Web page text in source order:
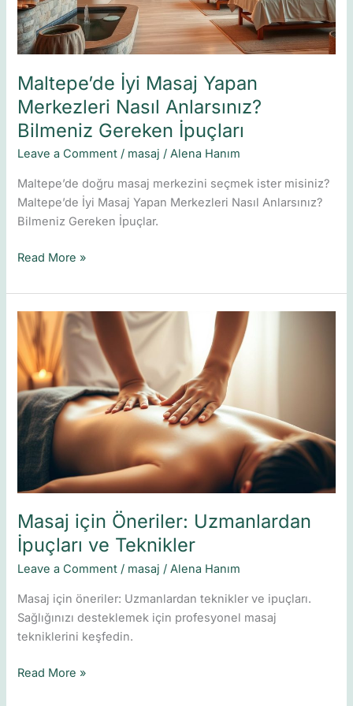
Maltepe’de İyi Masaj Yapan
Merkezleri Nasıl Anlarsınız?
Bilmeniz Gereken İpuçları
Leave a Comment / masaj /Alena Hanım
Maltepe’de doğru masaj merkezini seçmek ister misiniz?
Maltepe’de İyi Masaj Yapan Merkezleri Nasıl Anlarsınız?
Bilmeniz Gereken İpuçlar.
Bilmeniz
Gereken
İpuçları
Read More »
Masaj için Öneriler: Uzmanlardan
İpuçları ve Teknikler
Leave a Comment / masaj /Alena Hanım
Masaj için öneriler: Uzmanlardan teknikler ve ipuçları.
Sağlığınızı desteklemek için profesyonel masaj
tekniklerini keşfedin.
Masaj
için
Öneriler:
Uzmanlardan
İpuçları
ve
Teknikler
Read More »